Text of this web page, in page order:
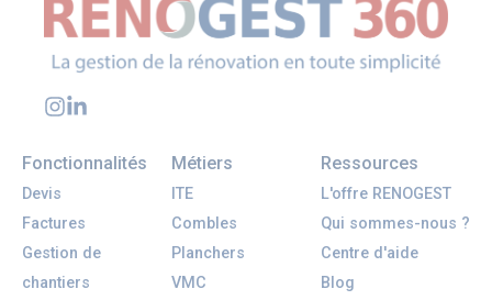
Fonctionnalités
Devis
Factures
Gestion de
chantiers
Métiers
ITE
Combles
Planchers
VMC
Ressources
L'offre RENOGEST
Qui sommes-nous ?
Centre d'aide
Blog